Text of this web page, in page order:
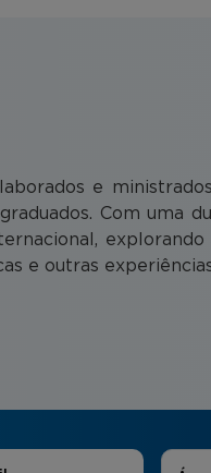
e
Com uma
explorando
e outras
Áreas